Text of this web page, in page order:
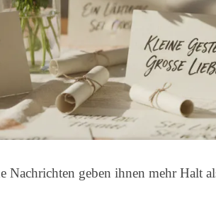
Nachrichten geben ihnen mehr Halt